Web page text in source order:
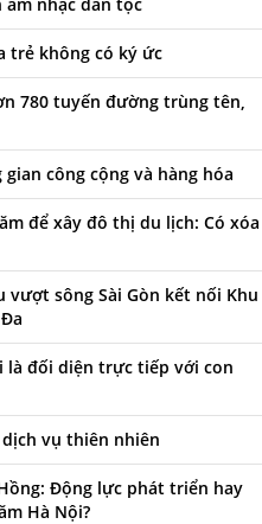
trẻ không có ký ức
780 tuyến đường trùng tên,
công cộng và hàng hóa
để xây đô thị du lịch: Có xóa
vượt sông Sài Gòn kết nối Khu
là đối diện trực tiếp với con
dịch vụ thiên nhiên
Động lực phát triển hay
Hà Nội?